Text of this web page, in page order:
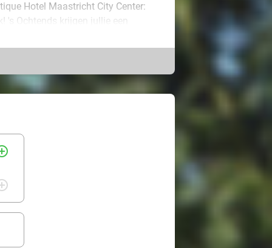
Hotel Maastricht City Center:
Ochtends krijgen jullie een
alle moderne voorzieningen die
de stad in. Of neem bijvoorbeeld
minivakantie!